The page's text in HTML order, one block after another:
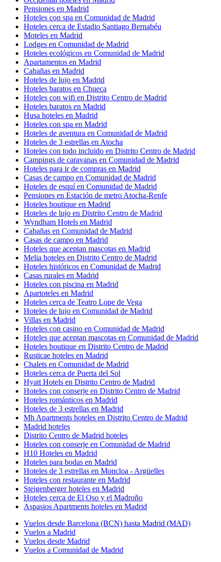
Pensiones en Madrid
Hoteles con spa en Comunidad de Madrid
Hoteles cerca de Estadio Santiago Bernabéu
Moteles en Madrid
Lodges en Comunidad de Madrid
Hoteles ecológicos en Comunidad de Madrid
Apartamentos en Madrid
Cabañas en Madrid
Hoteles de lujo en Madrid
Hoteles baratos en Chueca
Hoteles con wifi en Distrito Centro de Madrid
Hoteles baratos en Madrid
Husa hoteles en Madrid
Hoteles con spa en Madrid
Hoteles de aventura en Comunidad de Madrid
Hoteles de 3 estrellas en Atocha
Hoteles con todo incluido en Distrito Centro de Madrid
Campings de caravanas en Comunidad de Madrid
Hoteles para ir de compras en Madrid
Casas de campo en Comunidad de Madrid
Hoteles de esquí en Comunidad de Madrid
Pensiones en Estación de metro Atocha-Renfe
Hoteles boutique en Madrid
Hoteles de lujo en Distrito Centro de Madrid
Wyndham Hotels en Madrid
Cabañas en Comunidad de Madrid
Casas de campo en Madrid
Hoteles que aceptan mascotas en Madrid
Melia hoteles en Distrito Centro de Madrid
Hoteles históricos en Comunidad de Madrid
Casas rurales en Madrid
Hoteles con piscina en Madrid
Apartoteles en Madrid
Hoteles cerca de Teatro Lope de Vega
Hoteles de lujo en Comunidad de Madrid
Villas en Madrid
Hoteles con casino en Comunidad de Madrid
Hoteles que aceptan mascotas en Comunidad de Madrid
Hoteles boutique en Distrito Centro de Madrid
Rusticae hoteles en Madrid
Chalets en Comunidad de Madrid
Hoteles cerca de Puerta del Sol
Hyatt Hotels en Distrito Centro de Madrid
Hoteles con conserje en Distrito Centro de Madrid
Hoteles románticos en Madrid
Hoteles de 3 estrellas en Madrid
Mh Apartments hoteles en Distrito Centro de Madrid
Madrid hoteles
Distrito Centro de Madrid hoteles
Hoteles con conserje en Comunidad de Madrid
H10 Hoteles en Madrid
Hoteles para bodas en Madrid
Hoteles de 3 estrellas en Moncloa - Argüelles
Hoteles con restaurante en Madrid
Steigenberger hoteles en Madrid
Hoteles cerca de El Oso y el Madroño
Aspasios Apartments hoteles en Madrid
Vuelos desde Barcelona (BCN) hasta Madrid (MAD)
Vuelos a Madrid
Vuelos desde Madrid
Vuelos a Comunidad de Madrid